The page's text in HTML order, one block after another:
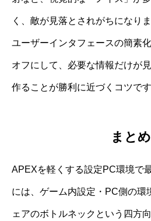
く、敵が見落とされがちになりま
ユーザーインタフェースの簡素
オフにして、必要な情報だけが
作ることが勝利に近づくコツです
まとめ
APEXを軽くする設定PC環境で
には、ゲーム内設定・PC側の環
ェアのボトルネックという四方